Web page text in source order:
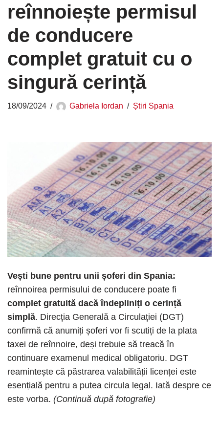
reînnoiește permisul
de conducere
complet gratuit cu o
singură cerință
18/09/2024 Gabriela Iordan Știri Spania
Vești bune pentru unii șoferi din Spania:
reînnoirea permisului de conducere poate fi
complet gratuită dacă îndepliniți o cerință
simplă. Direcția Generală a Circulației (DGT)
confirmă că anumiți șoferi vor fi scutiți de la plata
taxei de reînnoire, deși trebuie să treacă în
continuare examenul medical obligatoriu. DGT
reamintește că păstrarea valabilității licenței este
esențială pentru a putea circula legal. Iată despre ce
este vorba. (Continuă după fotografie)